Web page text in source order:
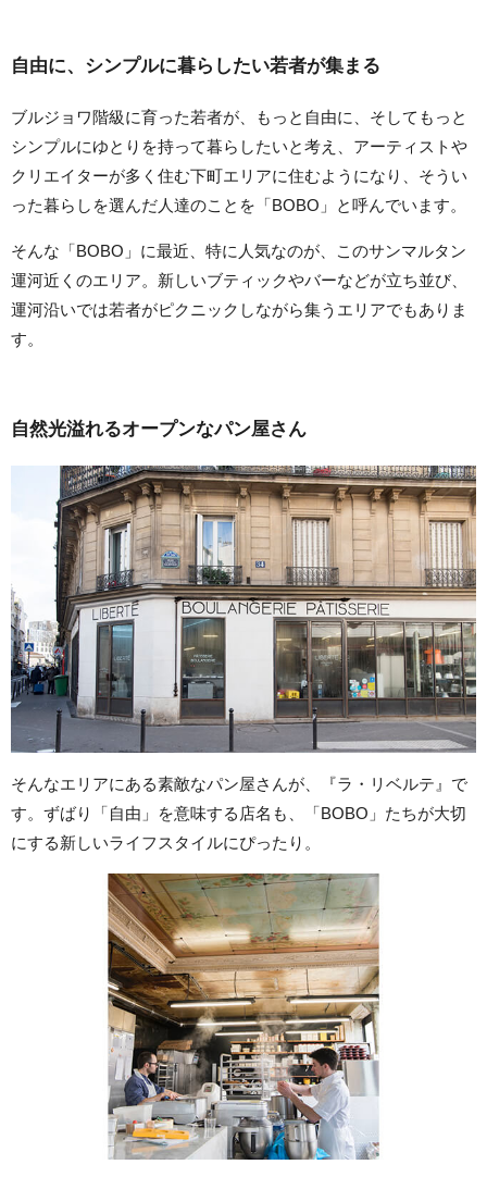
自由に、シンプルに暮らしたい若者が集まる
ブルジョワ階級に育った若者が、もっと自由に、そしてもっと
シンプルにゆとりを持って暮らしたいと考え、アーティストや
クリエイターが多く住む下町エリアに住むようになり、そうい
った暮らしを選んだ人達のことを「BOBO」と呼んでいます。
そんな「BOBO」に最近、特に人気なのが、このサンマルタン
運河近くのエリア。新しいブティックやバーなどが立ち並び、
運河沿いでは若者がピクニックしながら集うエリアでもありま
す。
自然光溢れるオープンなパン屋さん
そんなエリアにある素敵なパン屋さんが、『ラ・リベルテ』で
す。ずばり「自由」を意味する店名も、「BOBO」たちが大切
にする新しいライフスタイルにぴったり。